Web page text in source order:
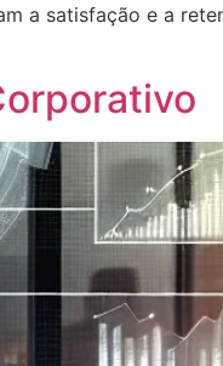
a satisfação e a